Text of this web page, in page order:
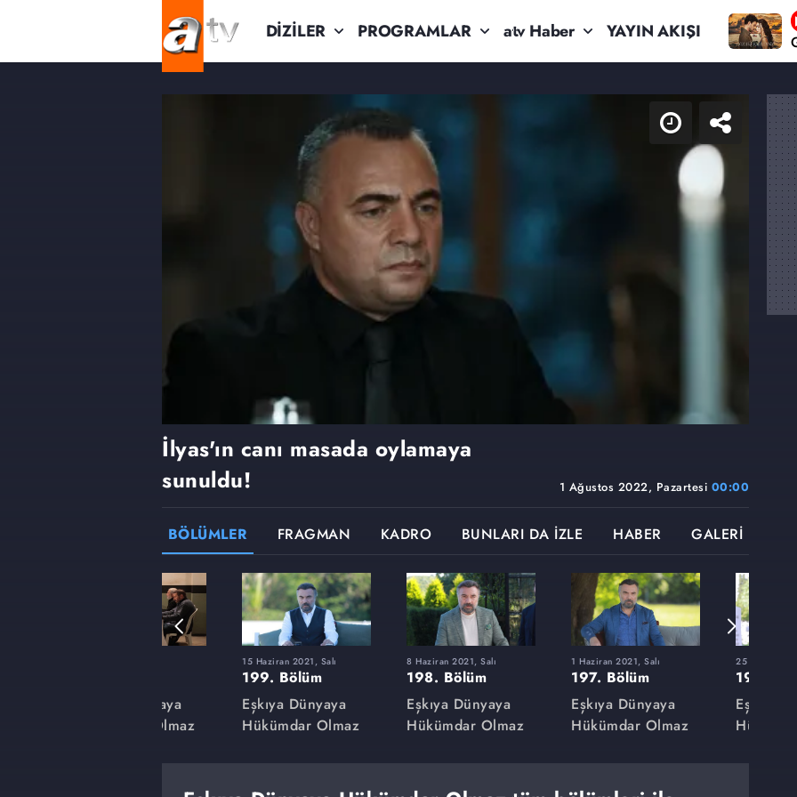
DİZİLER PROGRAMLAR atv Haber YAYIN AKIŞI
1 Ağustos 2022, Pazartesi 00:00
İlyas'ın canı masada oylamaya
sunuldu!
BÖLÜMLER FRAGMAN KADRO BUNLARI DA İZLE HABER GALERİ
Eşkıya Dünyaya
Hükümdar Olmaz
15 Haziran 2021, Salı
199. Bölüm
Eşkıya Dünyaya
Hükümdar Olmaz
8 Haziran 2021, Salı
198. Bölüm
Eşkıya Dünyaya
Hükümdar Olmaz
1 Haziran 2021, Salı
197. Bölüm
Eşkıya Dünyaya
Hükümdar Olmaz
25 Mayıs
196.
Eşkıya